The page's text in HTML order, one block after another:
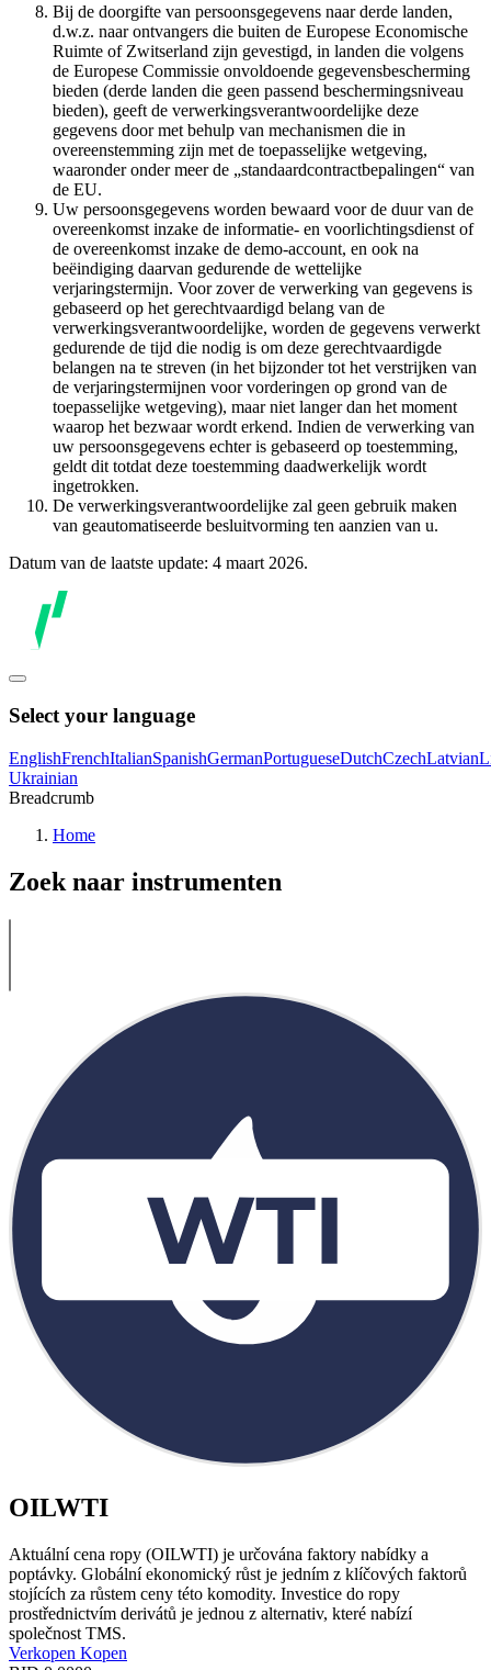
Bij de doorgifte van persoonsgegevens naar derde landen,
d.w.z. naar ontvangers die buiten de Europese Economische
Ruimte of Zwitserland zijn gevestigd, in landen die volgens
de Europese Commissie onvoldoende gegevensbescherming
bieden (derde landen die geen passend beschermingsniveau
bieden), geeft de verwerkingsverantwoordelijke deze
gegevens door met behulp van mechanismen die in
overeenstemming zijn met de toepasselijke wetgeving,
waaronder onder meer de „standaardcontractbepalingen“ van
de EU.
Uw persoonsgegevens worden bewaard voor de duur van de
overeenkomst inzake de informatie- en voorlichtingsdienst of
de overeenkomst inzake de demo-account, en ook na
beëindiging daarvan gedurende de wettelijke
verjaringstermijn. Voor zover de verwerking van gegevens is
gebaseerd op het gerechtvaardigd belang van de
verwerkingsverantwoordelijke, worden de gegevens verwerkt
gedurende de tijd die nodig is om deze gerechtvaardigde
belangen na te streven (in het bijzonder tot het verstrijken van
de verjaringstermijnen voor vorderingen op grond van de
toepasselijke wetgeving), maar niet langer dan het moment
waarop het bezwaar wordt erkend. Indien de verwerking van
uw persoonsgegevens echter is gebaseerd op toestemming,
geldt dit totdat deze toestemming daadwerkelijk wordt
ingetrokken.
De verwerkingsverantwoordelijke zal geen gebruik maken
van geautomatiseerde besluitvorming ten aanzien van u.
Datum van de laatste update: 4 maart 2026.
Select your language
EnglishFrenchItalianSpanishGermanPortugueseDutchCzechLatvian
Ukrainian
Breadcrumb
Home
Zoek naar instrumenten
OILWTI
Aktuální cena ropy (OILWTI) je určována faktory nabídky a
poptávky. Globální ekonomický růst je jedním z klíčových faktorů
stojících za růstem ceny této komodity. Investice do ropy
prostřednictvím derivátů je jednou z alternativ, které nabízí
společnost TMS.
Verkopen Kopen